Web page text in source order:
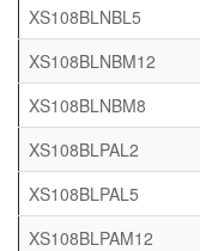
XS108BLNBL5
XS108BLNBM12
XS108BLNBM8
XS108BLPAL2
XS108BLPAL5
XS108BLPAM12